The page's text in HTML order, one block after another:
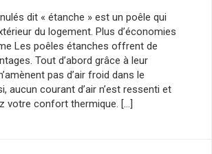
dit « étanche » est un poêle qui
du logement. Plus d’économies
Les poêles étanches offrent de
Tout d’abord grâce à leur
pas d’air froid dans le
aucun courant d’air n’est ressenti et
votre confort thermique. […]